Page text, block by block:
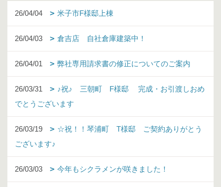
26/04/04 米子市F様邸上棟
26/04/03 倉吉店 自社倉庫建築中！
26/04/01 弊社専用請求書の修正についてのご案内
26/03/31
♪祝♪ 三朝町 F様邸 完成・お引渡しおめ
でとうございます
26/03/19
☆祝！！琴浦町 T様邸 ご契約ありがとう
ございます♪
26/03/03 今年もシクラメンが咲きました！